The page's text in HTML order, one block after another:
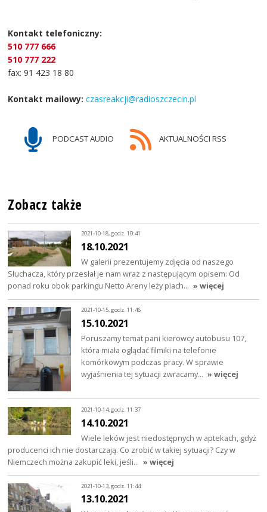
Kontakt telefoniczny:
510 777 666
510 777 222
fax: 91 423 18 80
Kontakt mailowy: czasreakcji@radioszczecin.pl
PODCAST AUDIO AKTUALNOŚCI RSS
Zobacz także
2021-10-18, godz. 10:41
18.10.2021
W galerii prezentujemy zdjęcia od naszego
Słuchacza, który przesłał je nam wraz z następującym opisem: Od
ponad roku obok parkingu Netto Areny leży piach… » więcej
2021-10-15, godz. 11:46
15.10.2021
Poruszamy temat pani kierowcy autobusu 107,
która miała oglądać filmiki na telefonie
komórkowym podczas pracy. W sprawie
wyjaśnienia tej sytuacji zwracamy… » więcej
2021-10-14, godz. 11:37
14.10.2021
Wiele leków jest niedostępnych w aptekach, gdyż
producenci ich nie dostarczają. Co zrobić w takiej sytuacji? Czy w
Niemczech można zakupić leki, jeśli… » więcej
2021-10-13, godz. 11:44
13.10.2021